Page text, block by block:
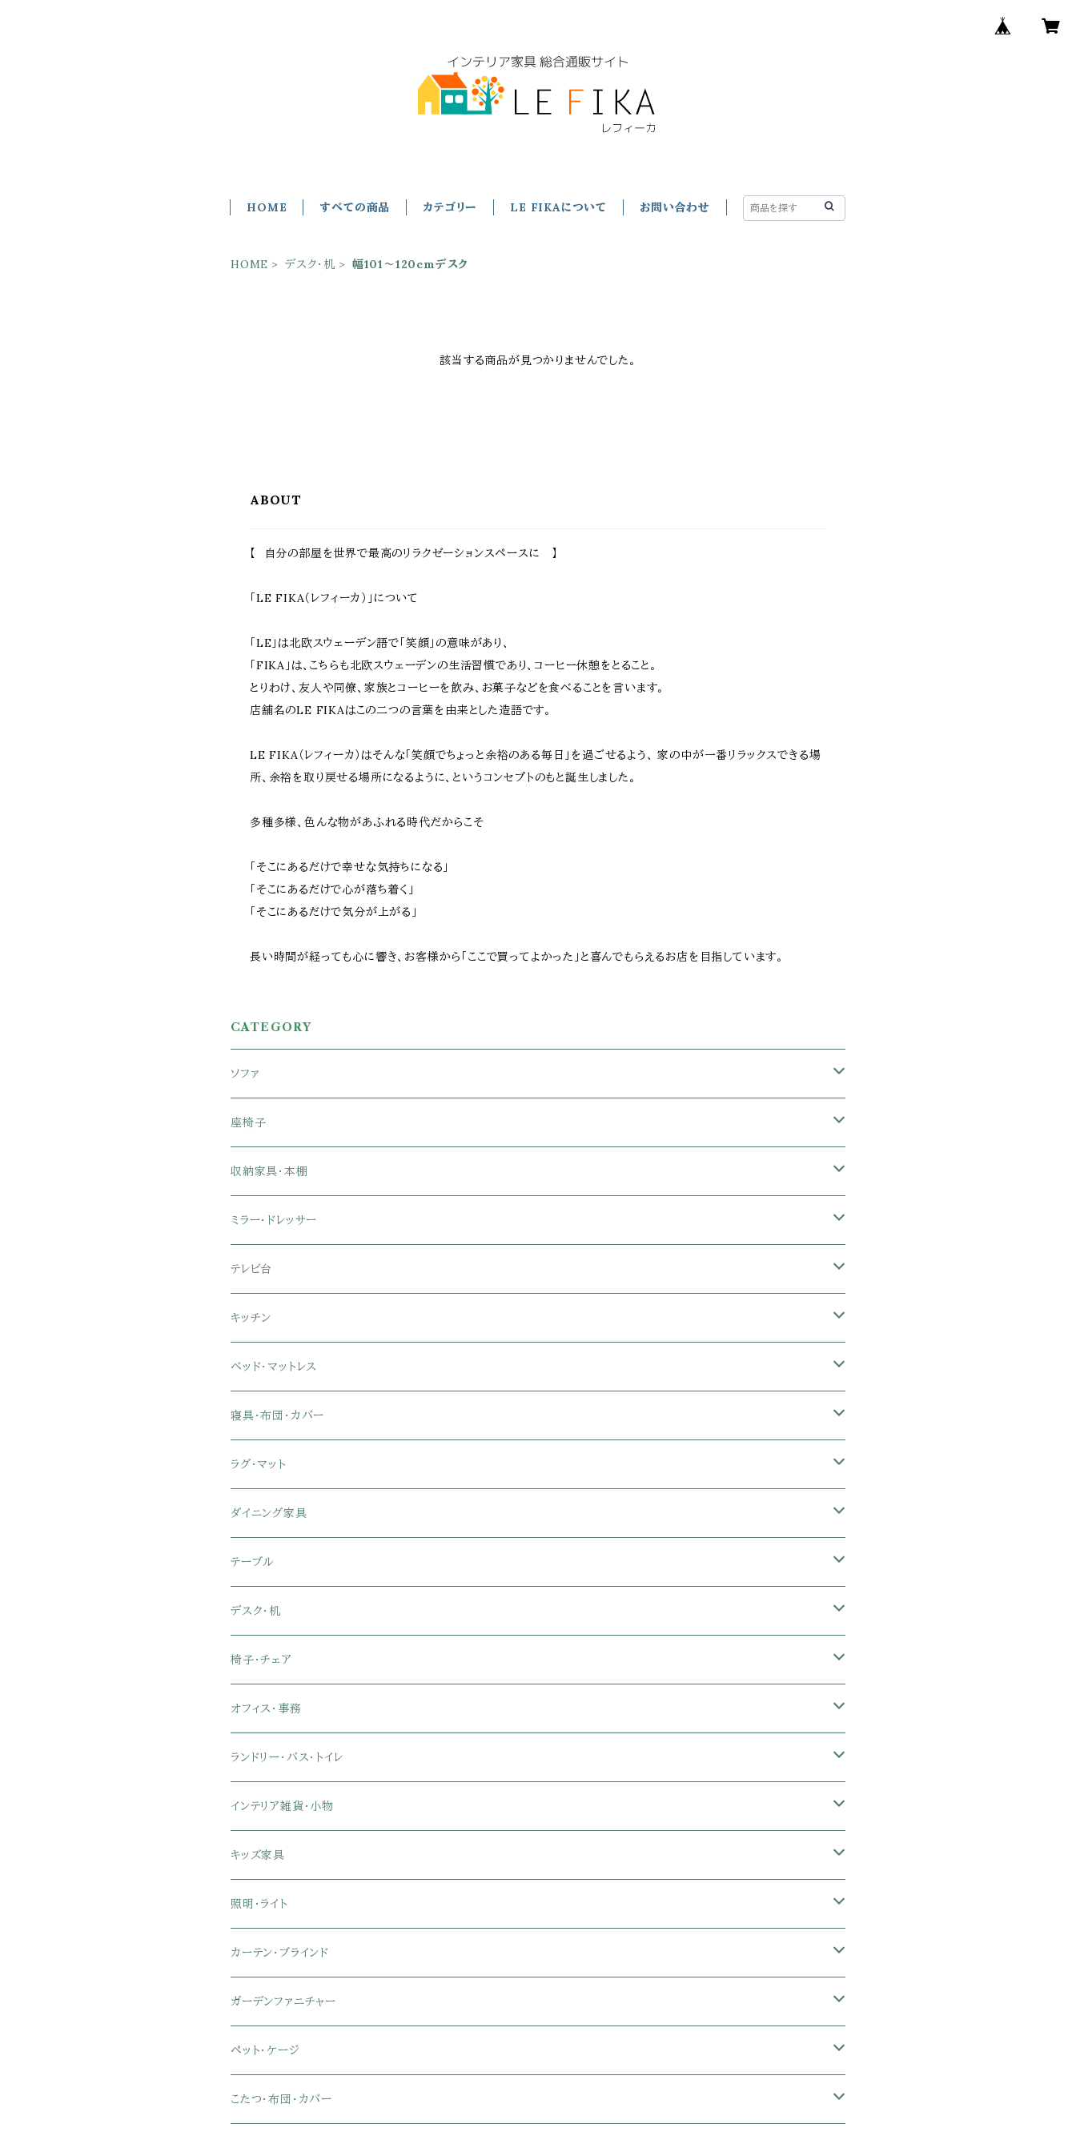
HOME すべての商品 カテゴリー LE FIKAについて お問い合わせ
HOME デスク・机 幅101～120cmデスク
該当する商品が見つかりませんでした。
ABOUT
【 自分の部屋を世界で最高のリラクゼーションスペースに 】
「LE FIKA（レフィーカ）」について
「LE」は北欧スウェーデン語で「笑顔」の意味があり、
「FIKA」は、こちらも北欧スウェーデンの生活習慣であり、コーヒー休憩をとること。
とりわけ、友人や同僚、家族とコーヒーを飲み、お菓子などを食べることを言います。
店舗名のLE FIKAはこの二つの言葉を由来とした造語です。
LE FIKA（レフィーカ）はそんな「笑顔でちょっと余裕のある毎日」を過ごせるよう、 家の中が一番リラックスできる場
所、余裕を取り戻せる場所になるように、というコンセプトのもと誕生しました。
多種多様、色んな物があふれる時代だからこそ
「そこにあるだけで幸せな気持ちになる」
「そこにあるだけで心が落ち着く」
「そこにあるだけで気分が上がる」
長い時間が経っても心に響き、お客様から「ここで買ってよかった」と喜んでもらえるお店を目指しています。
CATEGORY
ソファ
1人掛けソファ
2人掛けソファ
3人掛けソファ
フロアソファ・ローソファ
ソファベッド
カウチソファ・コーナーソファ
リクライニングソファ
スツール・オットマン
クッションソファ
革・レザー・合皮ソファ
布張り・ファブリックソファ
ソファカバー
座椅子
1人掛け座椅子
2人掛け座椅子
リクライニング座椅子
肘付き座椅子
座椅子カバー
ポケットコイル座椅子
収納家具・本棚
カラーボックス
本棚・書棚
衣類・タンス・チェスト
ハンガーラック
ラック・シェルフ
スチールラック・メタルラック
衣装ケース・壁面収納・ワードローブ
キャビネット・サイドボード
ランドリー・トイレ収納
玄関収納
突っ張り棚・突っ張りラック
ミラー・ドレッサー
ドレッサー・鏡台
ミラー・スタンドミラー
テレビ台
壁面収納・ハイタイプテレビ台
ミドルタイプテレビ台
ロータイプテレビ台
コーナーテレビ台
伸縮テレビ台
テレビスタンド
サイドチェスト
幅90cm以下テレビ台
幅91～120cmテレビ台
幅121～150cmテレビ台
幅151～180cmテレビ台
キッチン
食器棚・キッチンボード
レンジ台
キッチンワゴン
キッチンカウンター
キッチンラック・冷蔵庫ラック
隙間収納
キッチンマット
キッチン用品
キッチン家電
ベッド・マットレス
ローベッド
セミシングル
シングル
収納付きベッド
セミシングル
シングル
パネルベッド
セミシングル
シングル
すのこベッド
セミシングル
シングル
脚付きマットレス
セミシングル
シングル
パイプベッド
ロフトベッド
2段ベッド
折りたたみベッド
ソファベッド
マットレス
セミシングル
シングル
セミシングル
シングル
セミダブル
ダブル
寝具・布団・カバー
掛け布団
敷き布団
布団セット
枕
タオルケット・ガーゼケット
ブランケット・毛布
布団カバー・敷きパッド
ひんやりマット（冷却マット）
こたつ布団
シングル
セミダブル
ダブル
クイーン
キング
ラグ・マット
ラグ・カーペット
玄関マット
キッチンマット
フローリングマット
ジョイントマット
ダイニング家具
ダイニングテーブル
ダイニングチェア・ベンチ
ダイニングテーブルセット
2人用ダイニングテーブルセット
4人用ダイニングテーブルセット
6人用ダイニングテーブルセット
木製ダイニング
スチール脚ダイニング
テーブル
サイドテーブル
ウッドテーブル
センターテーブル
ガラステーブル
カウンターテーブル
伸縮式テーブル
デスク・机
パソコン・オフィスデスク
L字デスク
収納付きデスク
キーボードスライダー付きデスク
学習机
ツインデスク
デスクセット
サイドワゴン・チェスト
木製デスク
ガラスデスク
椅子・チェア
ダイニングチェア・ベンチ
オフィスチェア
リクライニングチェア
ハイバックオフィスチェア
メッシュオフィスチェア
リビングチェア
スツール・オットマン
学習椅子
ファブリックチェア
革・レザー・合皮チェア
スチール脚チェア
木脚チェア
オフィス・事務
オフィスチェア
オフィスデスク
オフィス収納
オフィス雑貨
オフィス家電
ランドリー・バス・トイレ
ランドリーラック
タオルハンガー
洗濯カゴ・ワゴン
物干しスタンド
トイレ用品
トイレットペーパーホルダー
バス用品・バスマット
インテリア雑貨・小物
タオル
食器・食器スタンド
キャニスター・ディスペンサー
コーヒーサーバー
エコバッグ
玄関小物・傘
キッズ家具
絵本ラック・本棚
ラック・ランドセルラック
おもちゃ・キッズ収納
学習机・学習椅子
チェア・ベビーチェア・ソファ
照明・ライト
シーリングライト
シーリングファンライト
ペンダントライト
スポットライト
カーテン・ブラインド
ドレープカーテン
レースカーテン
カーテンセット
ガーデンファニチャー
ガーデンフェンス・アーチ
ガーデンテーブル・チェア・ベンチ
ペット・ケージ
ケージ
こたつ・布団・カバー